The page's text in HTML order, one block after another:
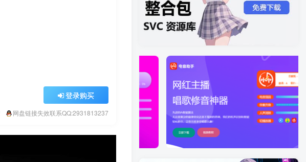
登录购买
网盘链接失效联系QQ:2931813237